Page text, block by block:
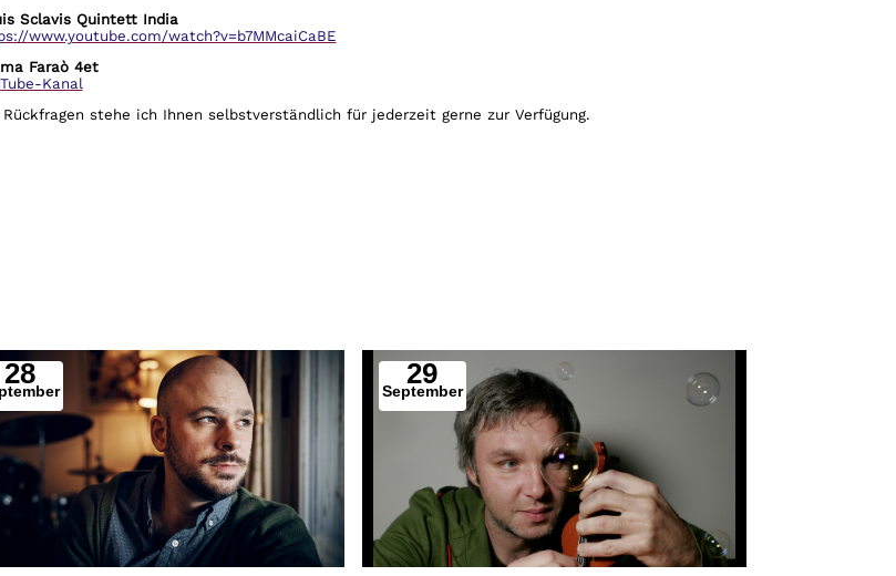
Sclavis Quintett India
www.youtube.com/watch?v=b7MMcaiCaBE
Faraò 4et
Kanal
Rückfragen stehe ich Ihnen selbstverständlich für jederzeit gerne zur Verfügung.
28 29
September